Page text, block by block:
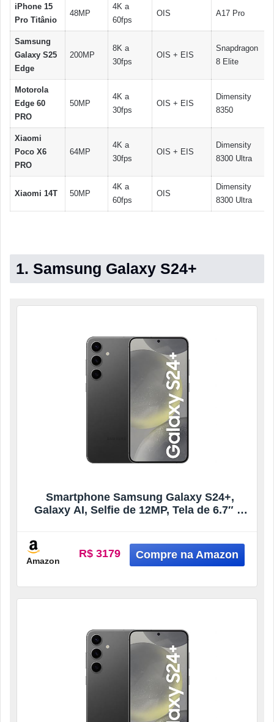
iPhone 15
Pro Titânio
48MP
4K a
60fps
OIS A17 Pro
Samsung
Galaxy S25
Edge
200MP
8K a
30fps
OIS + EIS
Snapdragon
8 Elite
Motorola
Edge 60
PRO
50MP
4K a
30fps
OIS + EIS
Dimensity
8350
Xiaomi
Poco X6
PRO
64MP
4K a
30fps
OIS + EIS
Dimensity
8300 Ultra
Xiaomi 14T 50MP
4K a
60fps
OIS
Dimensity
8300 Ultra
1. Samsung Galaxy S24+
Smartphone Samsung Galaxy S24+,
Galaxy AI, Selfie de 12MP, Tela de 6.7″ 1-
Amazon
R$ 3179